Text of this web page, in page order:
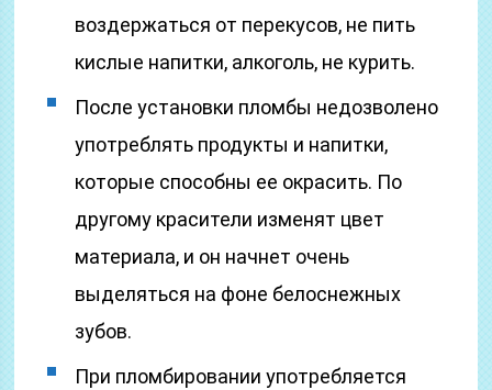
воздержаться от перекусов, не пить
кислые напитки, алкоголь, не курить.
После установки пломбы недозволено
употреблять продукты и напитки,
которые способны ее окрасить. По
другому красители изменят цвет
материала, и он начнет очень
выделяться на фоне белоснежных
зубов.
При пломбировании употребляется